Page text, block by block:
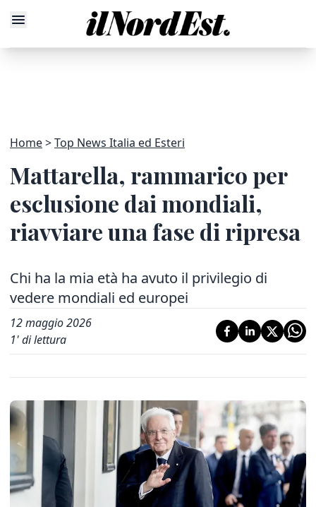
Home Top News Italia ed Esteri
Mattarella, rammarico per
esclusione dai mondiali,
riavviare una fase di ripresa
Chi ha la mia età ha avuto il privilegio di
vedere mondiali ed europei
12 maggio 2026
1' di lettura